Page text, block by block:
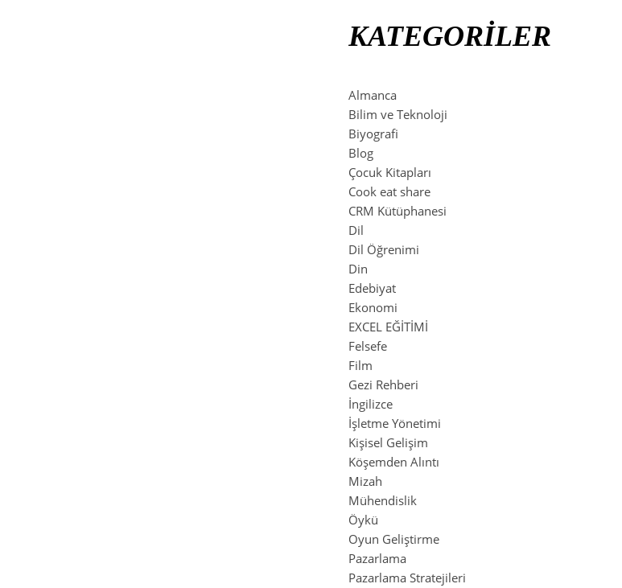
KATEGORİLER
Almanca
Bilim ve Teknoloji
Biyografi
Blog
Çocuk Kitapları
Cook eat share
CRM Kütüphanesi
Dil
Dil Öğrenimi
Din
Edebiyat
Ekonomi
EXCEL EĞİTİMİ
Felsefe
Film
Gezi Rehberi
İngilizce
İşletme Yönetimi
Kişisel Gelişim
Köşemden Alıntı
Mizah
Mühendislik
Öykü
Oyun Geliştirme
Pazarlama
Pazarlama Stratejileri